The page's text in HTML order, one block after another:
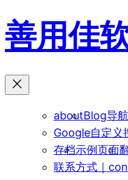
至
内
善用佳
aboutBlog导
Google自定义
存档示例页面
联系方式｜